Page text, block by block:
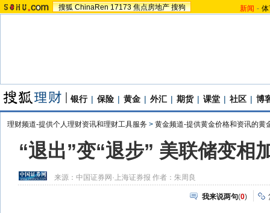
搜狐 ChinaRen 17173 焦点房地产 搜狗 新闻 -
银行 | 保险 | 黄金 | 外汇 | 期货 | 课堂 | 社区 | 博
理财频道-提供个人理财资讯和理财工具服务 > 黄金频道-提供黄金价格和资讯的黄
“退出”变“退步” 美联储变相
来源： 中国证券网·上海证券报 作者：朱周良
我来说两句(0)